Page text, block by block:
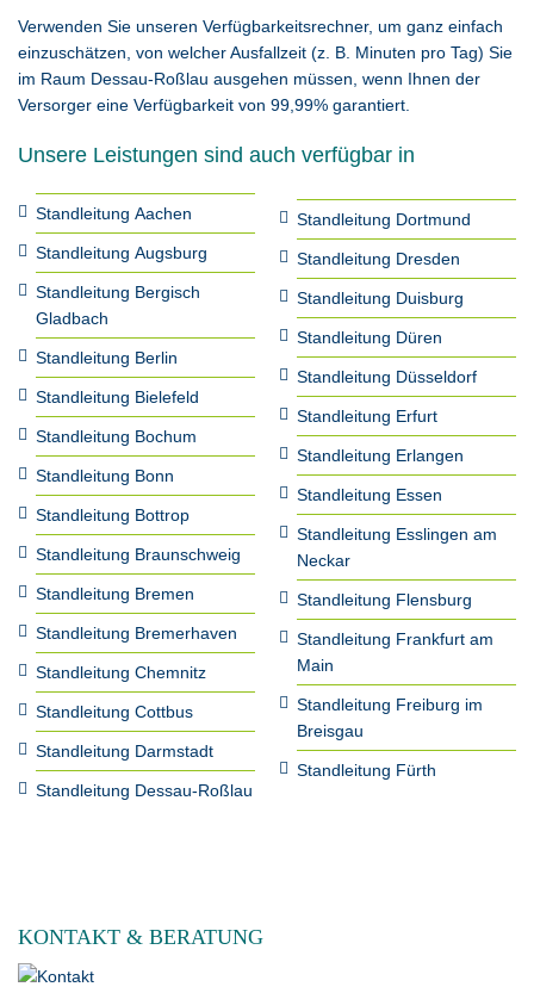
Verwenden Sie unseren Verfügbarkeitsrechner, um ganz einfach
einzuschätzen, von welcher Ausfallzeit (z. B. Minuten pro Tag) Sie
im Raum Dessau-Roßlau ausgehen müssen, wenn Ihnen der
Versorger eine Verfügbarkeit von 99,99% garantiert.
Unsere Leistungen sind auch verfügbar in
Standleitung Aachen
Standleitung Augsburg
Standleitung Bergisch
Gladbach
Standleitung Berlin
Standleitung Bielefeld
Standleitung Bochum
Standleitung Bonn
Standleitung Bottrop
Standleitung Braunschweig
Standleitung Bremen
Standleitung Bremerhaven
Standleitung Chemnitz
Standleitung Cottbus
Standleitung Darmstadt
Standleitung Dessau-Roßlau
Standleitung Dortmund
Standleitung Dresden
Standleitung Duisburg
Standleitung Düren
Standleitung Düsseldorf
Standleitung Erfurt
Standleitung Erlangen
Standleitung Essen
Standleitung Esslingen am
Neckar
Standleitung Flensburg
Standleitung Frankfurt am
Main
Standleitung Freiburg im
Breisgau
Standleitung Fürth
KONTAKT & BERATUNG